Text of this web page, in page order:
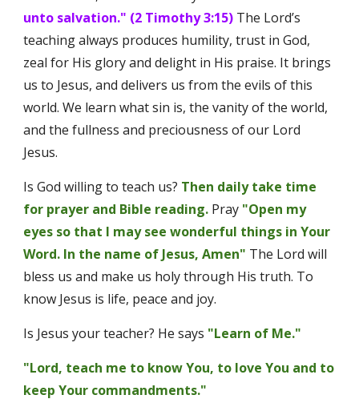
unto salvation." (2 Timothy 3:15) The Lord’s
teaching always produces humility, trust in God,
zeal for His glory and delight in His praise. It brings
us to Jesus, and delivers us from the evils of this
world. We learn what sin is, the vanity of the world,
and the fullness and preciousness of our Lord
Jesus.
Is God willing to teach us? Then daily take time
for prayer and Bible reading. Pray "Open my
eyes so that I may see wonderful things in Your
Word. In the name of Jesus, Amen" The Lord will
bless us and make us holy through His truth. To
know Jesus is life, peace and joy.
Is Jesus your teacher? He says "Learn of Me."
"Lord, teach me to know You, to love You and to
keep Your commandments."